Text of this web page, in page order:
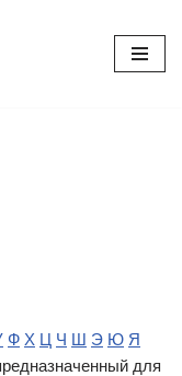
Ф Х Ц Ч Ш Э Ю Я
для